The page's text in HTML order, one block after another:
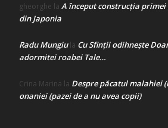
gheorghe la A început construcţia
din Japonia
Radu Mungiula Cu Sfinții odihnește
adormitei roabei Tale…
Crina Marina la Despre păcatul malahiei
onaniei (pazei de a nu avea copii)